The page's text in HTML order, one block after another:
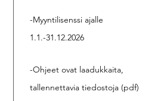
-Myyntilisenssi ajalle
1.1.-31.12.2026
-Ohjeet ovat laadukkaita,
tallennettavia tiedostoja (pdf)